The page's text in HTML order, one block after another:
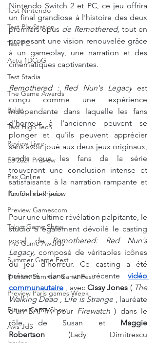
Test Nintendo
Test PlayStation
Test PC
Actu 1DCoG
Test Stadia
The Game Awards
Balan
Test High Tech
Review Livre
E3 2021 Preview
Pax Online
Pax Online Preview
Preview Gamescom
Tokyo Game Show
The Game Awards
Summer Game Fest
Preview Summer Game Fest
Preview Paris games Week
Future Game Show
Avis JdS
Nintendo Switch 2 et PC, ce jeu offrira
un final grandiose à l'histoire des deux
premiers opus de Remothered, tout en
proposant une vision renouvelée grâce
à un gameplay, une narration et des
cinématiques captivantes.
Remothered : Red Nun's Legacy est
conçu comme une expérience
indépendante dans laquelle les fans
d'horreur à l'ancienne peuvent se
plonger et qu'ils peuvent apprécier
sans avoir joué aux deux jeux originaux,
tandis que les fans de la série
trouveront une conclusion intense et
satisfaisante à la narration rampante et
liminal des jeux.
Pour une ultime révélation palpitante, le
studio a également dévoilé le casting
vocal de
Remothered: Red Nun's
Legacy, composé de véritables icônes
du jeu d'horreur. Ce casting a été
présenté dans une récente
vidéo
communautaire
, avec Cissy Jones ( The
Walking Dead
Life is Strange
, lauréate
d'un BAFTA pour Firewatch ) dans le
rôle de Susan et
Maggie
Robertson
(Lady Dimitrescu